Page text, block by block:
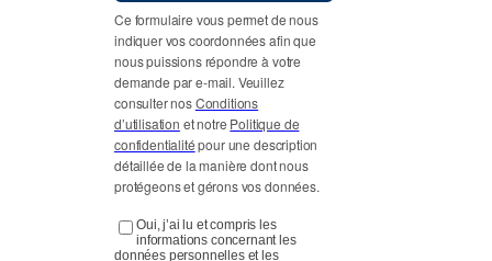
Ce formulaire vous permet de nous
indiquer vos coordonnées afin que
nous puissions répondre à votre
demande par e-mail. Veuillez
consulter nosConditions
d’utilisation et notre Politique de
confidentialitépour une description
détaillée de la manière dont nous
protégeons et gérons vos données.
Oui, j’ai lu et compris les
informations concernant les
données personnelles et les